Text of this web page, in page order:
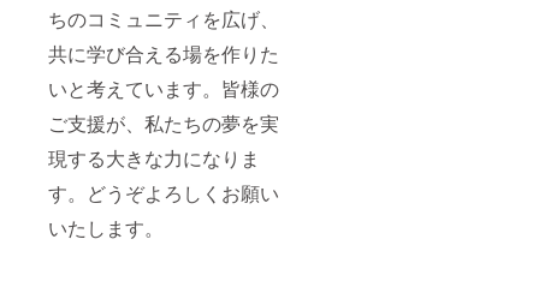
ちのコミュニティを広げ、
共に学び合える場を作りた
いと考えています。皆様の
ご支援が、私たちの夢を実
現する大きな力になりま
す。どうぞよろしくお願い
いたします。